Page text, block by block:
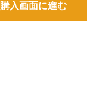
購入画面に進む
購入画面に進む